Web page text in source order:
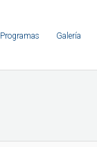
Programas Galería